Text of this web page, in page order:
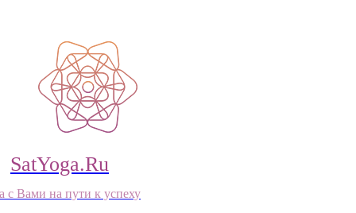
SatYoga.Ru
с Вами на пути к успеху